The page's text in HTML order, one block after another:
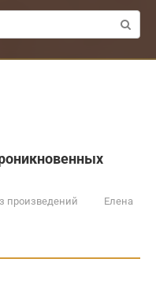
произведений
Елена